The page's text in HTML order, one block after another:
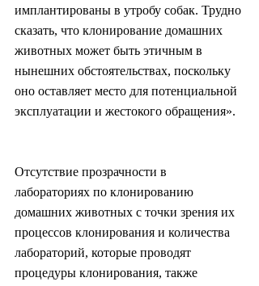
имплантированы в утробу собак. Трудно
сказать, что клонирование домашних
животных может быть этичным в
нынешних обстоятельствах, поскольку
оно оставляет место для потенциальной
эксплуатации и жестокого обращения».
Отсутствие прозрачности в
лабораториях по клонированию
домашних животных с точки зрения их
процессов клонирования и количества
лабораторий, которые проводят
процедуры клонирования, также